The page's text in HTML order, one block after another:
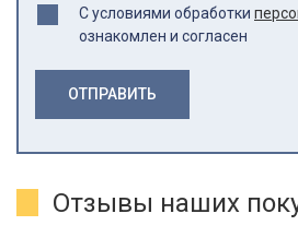
С условиями обработки
ознакомлен и согласен
ОТПРАВИТЬ
Отзывы наших